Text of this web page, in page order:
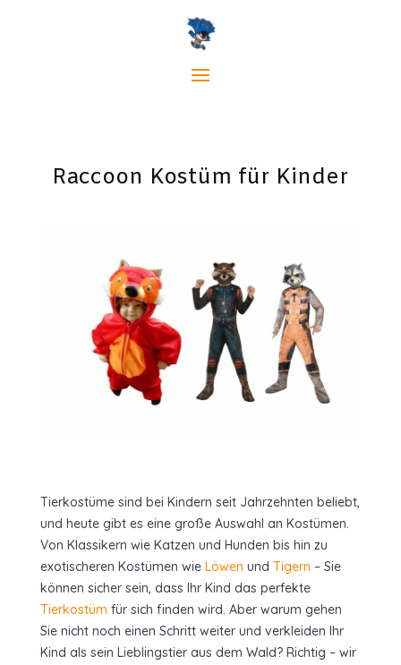
Raccoon Kostüm für Kinder
Tierkostüme sind bei Kindern seit Jahrzehnten beliebt,
und heute gibt es eine große Auswahl an Kostümen.
Von Klassikern wie Katzen und Hunden bis hin zu
exotischeren Kostümen wie Löwen und Tigern – Sie
können sicher sein, dass Ihr Kind das perfekte
Tierkostüm für sich finden wird. Aber warum gehen
Sie nicht noch einen Schritt weiter und verkleiden Ihr
Kind als sein Lieblingstier aus dem Wald? Richtig – wir